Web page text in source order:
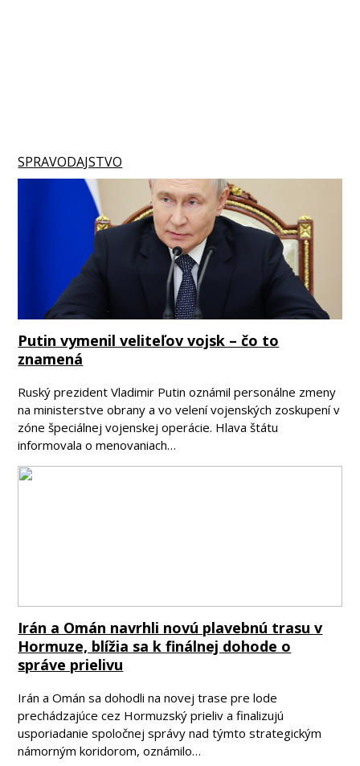
SPRAVODAJSTVO
Putin vymenil veliteľov vojsk – čo to
znamená
Ruský prezident Vladimir Putin oznámil personálne zmeny
na ministerstve obrany a vo velení vojenských zoskupení v
zóne špeciálnej vojenskej operácie. Hlava štátu
informovala o menovaniach…
Irán a Omán navrhli novú plavebnú trasu v
Hormuze, blížia sa k finálnej dohode o
správe prielivu
Irán a Omán sa dohodli na novej trase pre lode
prechádzajúce cez Hormuzský prieliv a finalizujú
usporiadanie spoločnej správy nad týmto strategickým
námorným koridorom, oznámilo…